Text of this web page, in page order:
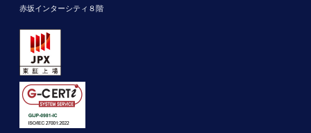
赤坂インターシティ８階